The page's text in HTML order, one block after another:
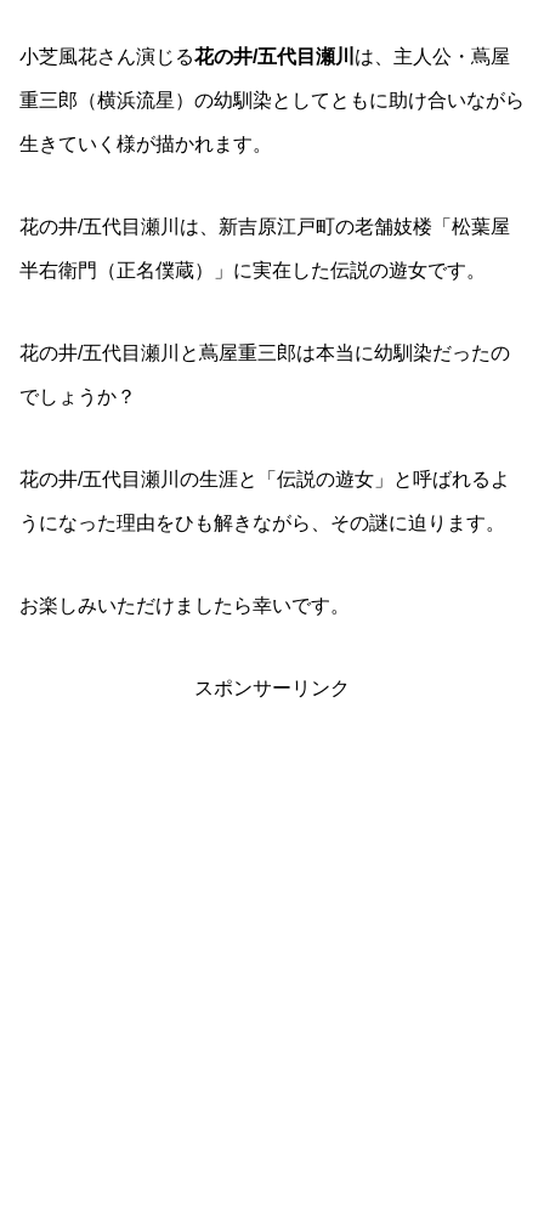
小芝風花さん演じる花の井/五代目瀬川 は、主人公・蔦屋
重三郎（横浜流星）の幼馴染としてともに助け合いながら
生きていく様が描かれます。
花の井/五代目瀬川は、新吉原江戸町の老舗妓楼「松葉屋
半右衛門（正名僕蔵）」に実在した伝説の遊女です。
花の井/五代目瀬川と蔦屋重三郎は本当に幼馴染だったの
でしょうか？
花の井/五代目瀬川の生涯と「伝説の遊女」と呼ばれるよ
うになった理由をひも解きながら、その謎に迫ります。
お楽しみいただけましたら幸いです。
スポンサーリンク